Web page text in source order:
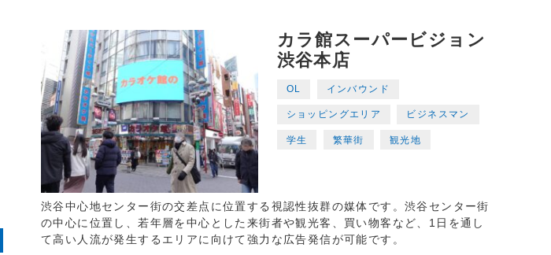
カラ館スーパービジョン
渋谷本店
OL インバウンド
ショッピングエリア ビジネスマン
学生 繁華街 観光地
渋谷中心地センター街の交差点に位置する視認性抜群の媒体です。渋谷センター街
の中心に位置し、若年層を中心とした来街者や観光客、買い物客など、1日を通し
て高い人流が発生するエリアに向けて強力な広告発信が可能です。